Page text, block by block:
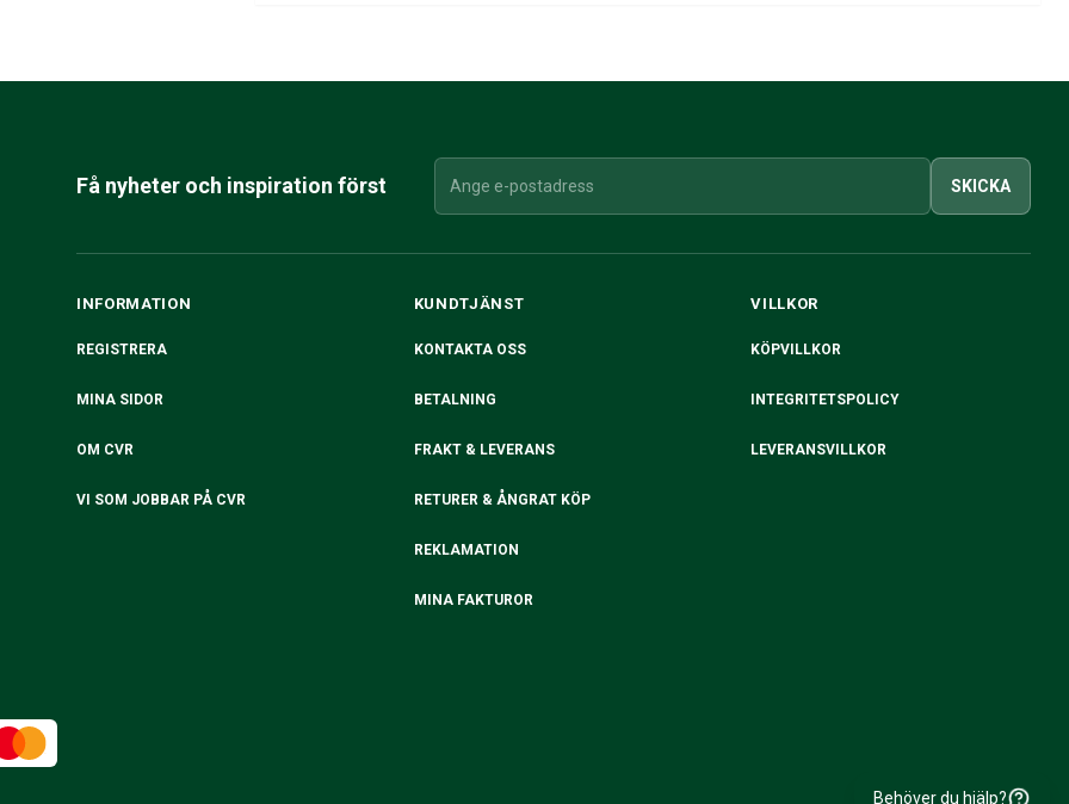
Få nyheter och inspiration först SKICKA
INFORMATION
REGISTRERA
MINA SIDOR
OM CVR
VI SOM JOBBAR PÅ CVR
KUNDTJÄNST
KONTAKTA OSS
BETALNING
FRAKT & LEVERANS
RETURER & ÅNGRAT KÖP
REKLAMATION
MINA FAKTUROR
VILLKOR
KÖPVILLKOR
INTEGRITETSPOLICY
LEVERANSVILLKOR
Behöver du hjälp?